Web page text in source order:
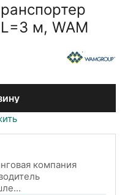
м, WAM
компания